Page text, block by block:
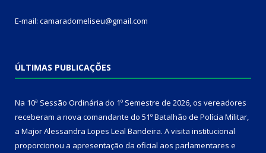
E-mail: camaradomeliseu@gmail.com
ÚLTIMAS PUBLICAÇÕES
Na 10ª Sessão Ordinária do 1º Semestre de 2026, os vereadores
receberam a nova comandante do 51º Batalhão de Polícia Militar,
a Major Alessandra Lopes Leal Bandeira. A visita institucional
proporcionou a apresentação da oficial aos parlamentares e